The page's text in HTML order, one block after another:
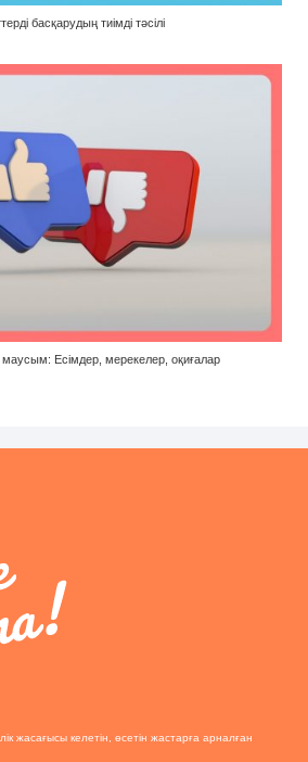
басқарудың тиімді тәсілі
маусым: Есімдер, мерекелер, оқиғалар
жасағысы келетін, өсетін жастарға арналған